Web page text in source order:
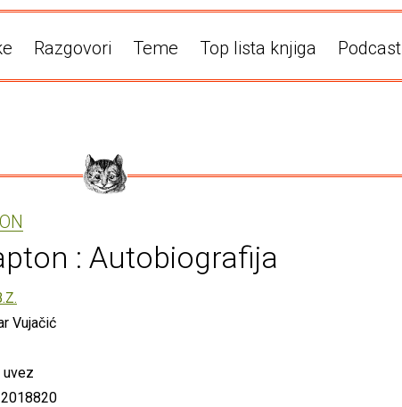
Razgovori Teme Top lista knjiga Podcast
: Autobiografija
Vujačić
uvez